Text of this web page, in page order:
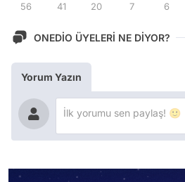
56 41 20 7 6
ONEDİO ÜYELERİ NE DİYOR?
Yorum Yazın